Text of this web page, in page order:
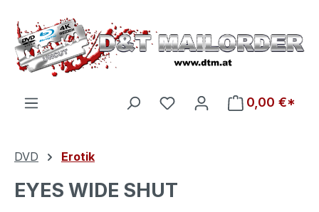
Zum Hauptinhalt springen
Du hast 0 Produkte auf
0,00 €*
DVD Erotik
EYES WIDE SHUT